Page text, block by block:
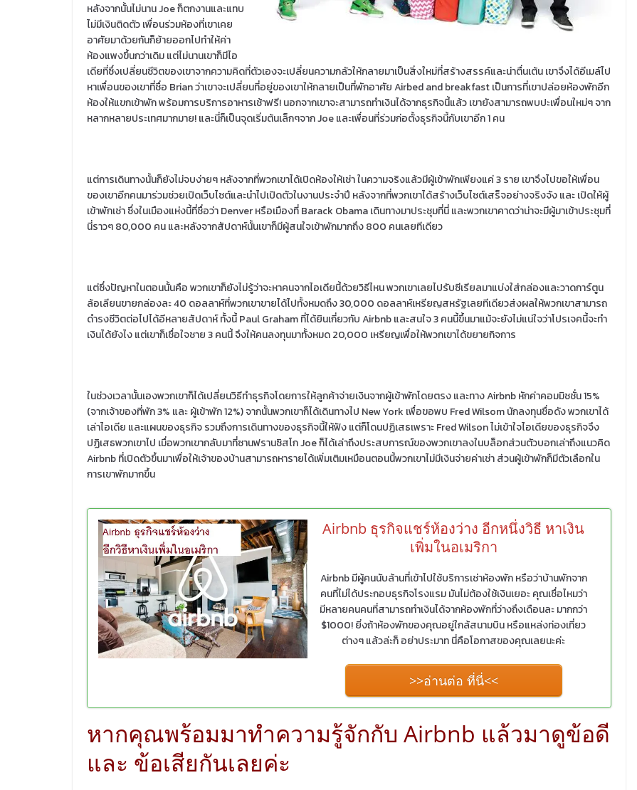
หลังจากนั้นไม่นาน Joe ก็ตกงานและแทบ
ไม่มีเงินติดตัว เพื่อนร่วมห้องที่เขาเคย
อาศัยมาด้วยกันก็ย้ายออกไปทำให้ค่า
ห้องแพงขึ้นกว่าเดิม แต่ไม่นานเขาก็มีไอ
เดียที่ซึ่งเปลี่ยนชีวิตของเขาจากความคิดที่ตัวเองจะเปลี่ยนความกลัวให้กลายมาเป็นสิ่งใหม่ที่สร้างสรรค์และน่าตื่นเต้น เขาจึงได้อีเมล์ไป
หาเพื่อนของเขาที่ชื่อ Brian ว่าเขาจะเปลี่ยนที่อยู่ของเขาให้กลายเป็นที่พักอาศัย Airbed and breakfast เป็นการที่เขาปล่อยห้องพักอีก
ห้องให้แขกเข้าพัก พร้อมการบริการอาหารเช้าฟรี! นอกจากเขาจะสามารถทำเงินได้จากธุรกิจนี้แล้ว เขายังสามารถพบปะเพื่อนใหม่ๆ จาก
หลากหลายประเทศมากมาย! และนี่ก็เป็นจุดเริ่มต้นเล็กๆจาก Joe และเพื่อนที่ร่วมก่อตั้งธุรกิจนี้กับเขาอีก 1 คน
แต่การเดินทางนั้นก็ยังไม่จบง่ายๆ หลังจากที่พวกเขาได้เปิดห้องให้เช่า ในความจริงแล้วมีผู้เข้าพักเพียงแค่ 3 ราย เขาจึงไปขอให้เพื่อน
ของเขาอีกคนมาร่วมช่วยเปิดเว็บไซต์และนำไปเปิดตัวในงานประจำปี หลังจากที่พวกเขาได้สร้างเว็บไซต์เสร็จอย่างจริงจัง และ เปิดให้ผู้
เข้าพักเช่า ซึ่งในเมืองแห่งนี้ที่ชื่อว่า Denver หรือเมืองที่ Barack Obama เดินทางมาประชุมที่นี่ และพวกเขาคาดว่าน่าจะมีผู้มาเข้าประชุมที่
นี่ราวๆ 80,000 คน และหลังจากสัปดาห์นั้นเขาก็มีผู้สนใจเข้าพักมากถึง 800 คนเลยทีเดียว
แต่ซึ่งปัญหาในตอนนั้นคือ พวกเขาก็ยังไม่รู้ว่าจะหาคนจากไอเดียนี้ด้วยวิธีไหน พวกเขาเลยไปรับซีเรียลมาแบ่งใส่กล่องและวาดการ์ตูน
ล้อเลียนขายกล่องละ 40 ดอลลาห์ที่พวกเขาขายได้ไปทั้งหมดถึง 30,000 ดอลลาห์เหรียญสหรัฐเลยทีเดียวส่งผลให้พวกเขาสามารถ
ดำรงชีวิตต่อไปได้อีหลายสัปดาห์ ทั้งนี้ Paul Graham ที่ได้ยินเกี่ยวกับ Airbnb และสนใจ 3 คนนี้ขึ้นมาแม้จะยังไม่แน่ใจว่าโปรเจคนี้จะทำ
เงินได้ยังไง แต่เขาก็เชื่อใจชาย 3 คนนี้ จึงให้คนลงทุนมาทั้งหมด 20,000 เหรียญเพื่อให้พวกเขาได้ขยายกิจการ
ในช่วงเวลานั้นเองพวกเขาก็ได้เปลี่ยนวิธีทำธุรกิจโดยการให้ลูกค้าจ่ายเงินจากผู้เข้าพักโดยตรง และทาง Airbnb หักค่าคอมมิชชั่น 15%
(จากเจ้าของที่พัก 3% และ ผู้เข้าพัก 12%) จากนั้นพวกเขาก็ได้เดินทางไป New York เพื่อขอพบ Fred Wilsom นักลงทุนชื่อดัง พวกเขาได้
เล่าไอเดีย และแผนของธุรกิจ รวมถึงการเดินทางของธุรกิจนี้ให้ฟัง แต่ก็โดนปฏิเสธเพราะ Fred Wilson ไม่เข้าใจไอเดียของธุรกิจจึง
ปฏิเสธพวกเขาไป เมื่อพวกเขากลับมาที่ซานฟรานซิสโก Joe ก็ได้เล่าถึงประสบการณ์ของพวกเขาลงในบล็อกส่วนตัวบอกเล่าถึงแนวคิด
Airbnb ที่เปิดตัวขึ้นมาเพื่อให้เจ้าของบ้านสามารถหารายได้เพิ่มเติมเหมือนตอนนี้พวกเขาไม่มีเงินจ่ายค่าเช่า ส่วนผู้เข้าพักก็มีตัวเลือกใน
การเขาพักมากขึ้น
Airbnb ธุรกิจแชร์ห้องว่าง อีกหนึ่งวิธี หาเงิน
เพิ่มในอเมริกา
Airbnb มีผู้คนนับล้านที่เข้าไปใช้บริการเช่าห้องพัก หรือว่าบ้านพักจาก
คนที่ไม่ได้ประกอบธุรกิจโรงแรม มันไม่ต้องใช้เงินเยอะ คุณเชื่อไหมว่า
มีหลายคนคนที่สามารถทำเงินได้จากห้องพักที่ว่างถึงเดือนละ มากกว่า
$1000! ยิ่งถ้าห้องพักของคุณอยู่ใกล้สนามบิน หรือแหล่งท่องเที่ยว
ต่างๆ แล้วล่ะก็ อย่าประมาท นี่คือโอกาสของคุณเลยนะค่ะ
>>อ่านต่อ ที่นี่<<
หากคุณพร้อมมาทำความรู้จักกับ Airbnb แล้วมาดูข้อดี
และ ข้อเสียกันเลยค่ะ